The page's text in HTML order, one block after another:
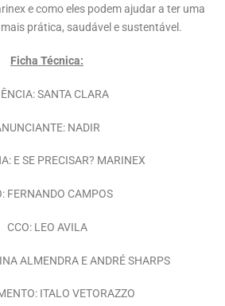
e como eles podem ajudar a ter uma
prática, saudável e sustentável.
Ficha Técnica:
SANTA CLARA
NADIR
E SE PRECISAR? MARINEX
FERNANDO CAMPOS
CCO: LEO AVILA
ALMENDRA E ANDRÉ SHARPS
ITALO VETORAZZO